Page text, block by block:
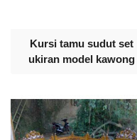
Kursi tamu sudut set
ukiran model kawong